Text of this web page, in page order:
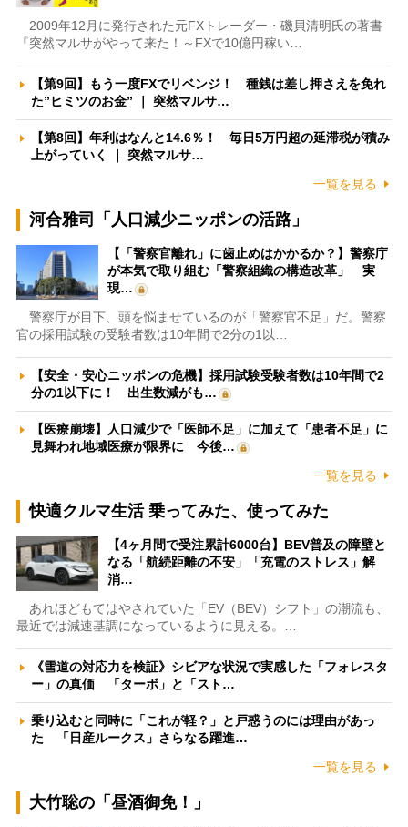
2009年12月に発行された元FXトレーダー・磯貝清明氏の著書
『突然マルサがやって来た！～FXで10億円稼い…
【第9回】もう一度FXでリベンジ！ 種銭は差し押さえを免れ
た”ヒミツのお金” ｜ 突然マルサ…
【第8回】年利はなんと14.6％！ 毎日5万円超の延滞税が積み
上がっていく ｜ 突然マルサ…
一覧を見る
河合雅司「人口減少ニッポンの活路」
【「警察官離れ」に歯止めはかかるか？】警察庁
が本気で取り組む「警察組織の構造改革」 実
現…
警察庁が目下、頭を悩ませているのが「警察官不足」だ。警察
官の採用試験の受験者数は10年間で2分の1以…
【安全・安心ニッポンの危機】採用試験受験者数は10年間で2
分の1以下に！ 出生数減がも…
【医療崩壊】人口減少で「医師不足」に加えて「患者不足」に
見舞われ地域医療が限界に 今後…
一覧を見る
快適クルマ生活 乗ってみた、使ってみた
【4ヶ月間で受注累計6000台】BEV普及の障壁と
なる「航続距離の不安」「充電のストレス」解
消…
あれほどもてはやされていた「EV（BEV）シフト」の潮流も、
最近では減速基調になっているように見える。…
《雪道の対応力を検証》シビアな状況で実感した「フォレスタ
ー」の真価 「ターボ」と「スト…
乗り込むと同時に「これが軽？」と戸惑うのには理由があっ
た 「日産ルークス」さらなる躍進…
一覧を見る
大竹聡の「昼酒御免！」